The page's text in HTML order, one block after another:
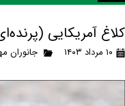
کلاغ آمریکایی
۱۰ مرداد ۱۴۰۳ جانوران